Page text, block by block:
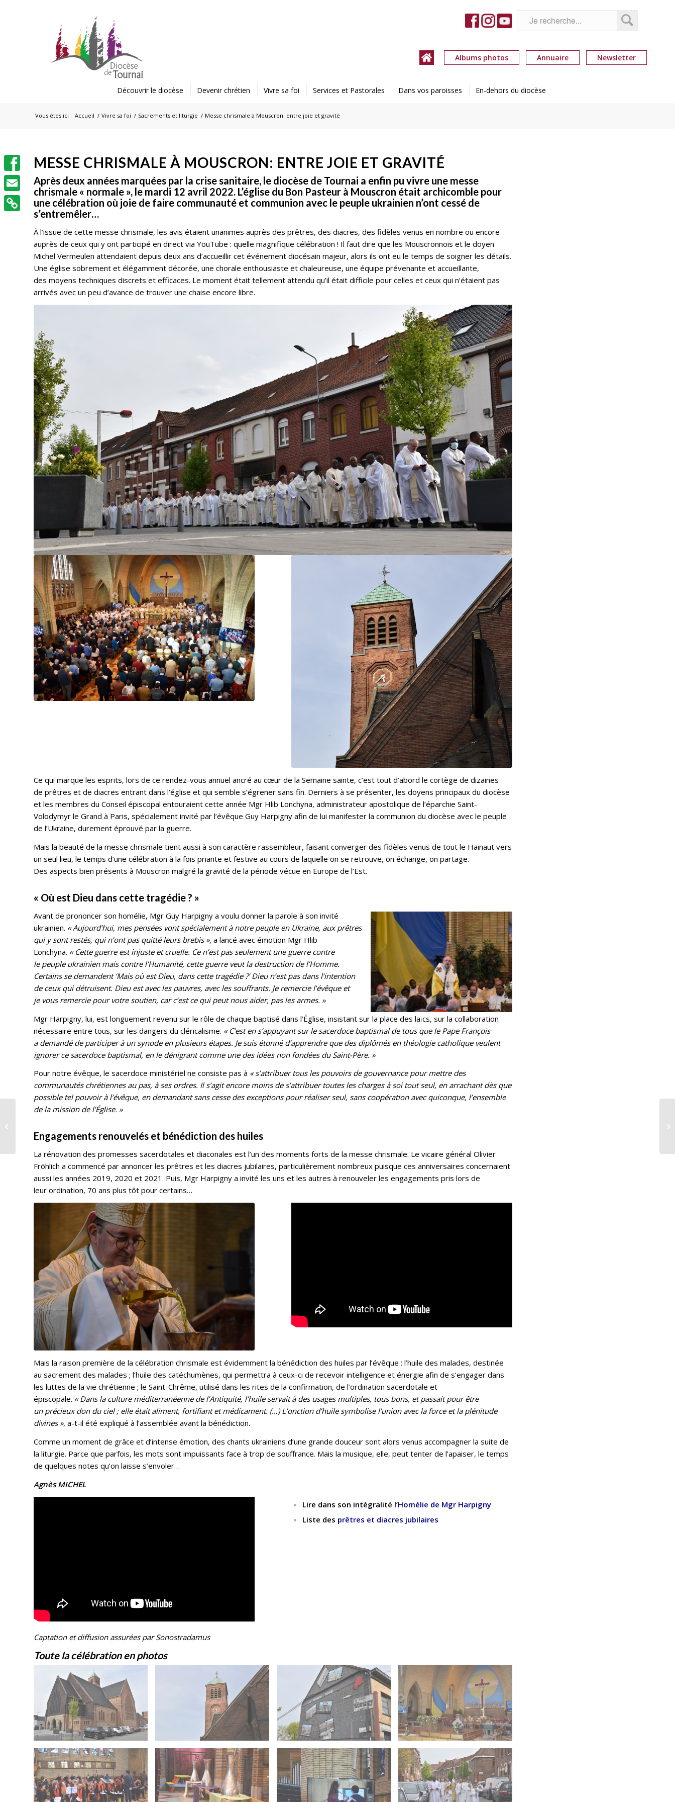
Albums photos Annuaire Newsletter
Vous êtes ici : Accueil / Vivre sa foi / Sacrements et liturgie / Messe chrismale à Mouscron: entre joie et gravité
Découvrir le diocèse Devenir chrétien Vivre sa foi Services et Pastorales Dans vos paroisses En-dehors du diocèse
MESSE CHRISMALE À MOUSCRON: ENTRE JOIE ET GRAVITÉ
Après deux années marquées par la crise sanitaire, le diocèse de Tournai a enfin pu vivre une messe
chrismale « normale », le mardi 12 avril 2022. L’église du Bon Pasteur à Mouscron était archicomble pour
une célébration où joie de faire communauté et communion avec le peuple ukrainien n’ont cessé de
s’entremêler…
À l’issue de cette messe chrismale, les avis étaient unanimes auprès des prêtres, des diacres, des fidèles venus en nombre ou encore
auprès de ceux qui y ont participé en direct via YouTube : quelle magnifique célébration ! Il faut dire que les Mouscronnois et le doyen
Michel Vermeulen attendaient depuis deux ans d’accueillir cet événement diocésain majeur, alors ils ont eu le temps de soigner les détails.
Une église sobrement et élégamment décorée, une chorale enthousiaste et chaleureuse, une équipe prévenante et accueillante,
des moyens techniques discrets et efficaces. Le moment était tellement attendu qu’il était difficile pour celles et ceux qui n’étaient pas
arrivés avec un peu d’avance de trouver une chaise encore libre.
Ce qui marque les esprits, lors de ce rendez-vous annuel ancré au cœur de la Semaine sainte, c’est tout d’abord le cortège de dizaines
de prêtres et de diacres entrant dans l’église et qui semble s’égrener sans fin. Derniers à se présenter, les doyens principaux du diocèse
et les membres du Conseil épiscopal entouraient cette année Mgr Hlib Lonchyna, administrateur apostolique de l’éparchie Saint-
Volodymyr le Grand à Paris, spécialement invité par l’évêque Guy Harpigny afin de lui manifester la communion du diocèse avec le peuple
de l’Ukraine, durement éprouvé par la guerre.
Mais la beauté de la messe chrismale tient aussi à son caractère rassembleur, faisant converger des fidèles venus de tout le Hainaut vers
un seul lieu, le temps d’une célébration à la fois priante et festive au cours de laquelle on se retrouve, on échange, on partage.
Des aspects bien présents à Mouscron malgré la gravité de la période vécue en Europe de l’Est.
« Où est Dieu dans cette tragédie ? »
Avant de prononcer son homélie, Mgr Guy Harpigny a voulu donner la parole à son invité
ukrainien. « Aujourd’hui, mes pensées vont spécialement à notre peuple en Ukraine, aux prêtres
qui y sont restés, qui n’ont pas quitté leurs brebis », a lancé avec émotion Mgr Hlib
Lonchyna. « Cette guerre est injuste et cruelle. Ce n’est pas seulement une guerre contre
le peuple ukrainien mais contre l’Humanité, cette guerre veut la destruction de l’Homme.
Certains se demandent ‘Mais où est Dieu, dans cette tragédie ?’ Dieu n’est pas dans l’intention
de ceux qui détruisent. Dieu est avec les pauvres, avec les souffrants. Je remercie l’évêque et
je vous remercie pour votre soutien, car c’est ce qui peut nous aider, pas les armes. »
Mgr Harpigny, lui, est longuement revenu sur le rôle de chaque baptisé dans l’Église, insistant sur la place des laïcs, sur la collaboration
nécessaire entre tous, sur les dangers du cléricalisme. « C’est en s’appuyant sur le sacerdoce baptismal de tous que le Pape François
a demandé de participer à un synode en plusieurs étapes. Je suis étonné d’apprendre que des diplômés en théologie catholique veulent
ignorer ce sacerdoce baptismal, en le dénigrant comme une des idées non fondées du Saint-Père. »
Pour notre évêque, le sacerdoce ministériel ne consiste pas à « s’attribuer tous les pouvoirs de gouvernance pour mettre des
communautés chrétiennes au pas, à ses ordres. Il s’agit encore moins de s’attribuer toutes les charges à soi tout seul, en arrachant dès que
possible tel pouvoir à l’évêque, en demandant sans cesse des exceptions pour réaliser seul, sans coopération avec quiconque, l’ensemble
de la mission de l’Église. »
Engagements renouvelés et bénédiction des huiles
La rénovation des promesses sacerdotales et diaconales est l’un des moments forts de la messe chrismale. Le vicaire général Olivier
Fröhlich a commencé par annoncer les prêtres et les diacres jubilaires, particulièrement nombreux puisque ces anniversaires concernaient
aussi les années 2019, 2020 et 2021. Puis, Mgr Harpigny a invité les uns et les autres à renouveler les engagements pris lors de
leur ordination, 70 ans plus tôt pour certains…
Mais la raison première de la célébration chrismale est évidemment la bénédiction des huiles par l’évêque : l’huile des malades, destinée
au sacrement des malades ; l’huile des catéchumènes, qui permettra à ceux-ci de recevoir intelligence et énergie afin de s’engager dans
les luttes de la vie chrétienne ; le Saint-Chrême, utilisé dans les rites de la confirmation, de l’ordination sacerdotale et
épiscopale. « Dans la culture méditerranéenne de l’Antiquité, l’huile servait à des usages multiples, tous bons, et passait pour être
un précieux don du ciel ; elle était aliment, fortifiant et médicament. (…) L’onction d’huile symbolise l’union avec la force et la plénitude
divines », a-t-il été expliqué à l’assemblée avant la bénédiction.
Comme un moment de grâce et d’intense émotion, des chants ukrainiens d’une grande douceur sont alors venus accompagner la suite de
la liturgie. Parce que parfois, les mots sont impuissants face à trop de souffrance. Mais la musique, elle, peut tenter de l’apaiser, le temps
de quelques notes qu’on laisse s’envoler…
Agnès MICHEL
Captation et diffusion assurées par Sonostradamus
Lire dans son intégralité l’Homélie de Mgr Harpigny
Liste des prêtres et diacres jubilaires
Toute la célébration en photos
Une lumière dans les
pascal
Facebook
Email